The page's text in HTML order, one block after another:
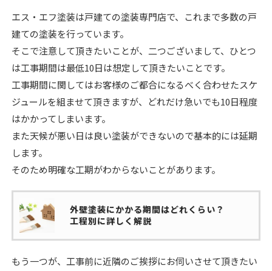
エス・エフ塗装は戸建ての塗装専門店で、これまで多数の戸
建ての塗装を行っています。
そこで注意して頂きたいことが、二つございまして、ひとつ
は工事期間は最低10日は想定して頂きたいことです。
工事期間に関してはお客様のご都合になるべく合わせたスケ
ジュールを組ませて頂きますが、どれだけ急いでも10日程度
はかかってしまいます。
また天候が悪い日は良い塗装ができないので基本的には延期
します。
そのため明確な工期がわからないことがあります。
外壁塗装にかかる期間はどれくらい？
工程別に詳しく解説
もう一つが、工事前に近隣のご挨拶にお伺いさせて頂きたい